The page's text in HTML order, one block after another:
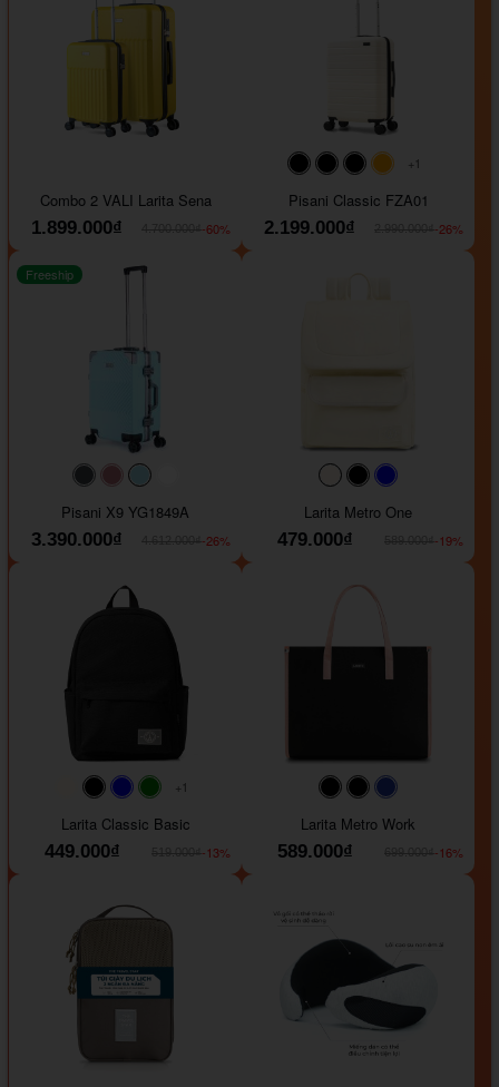
Combo 2 VALI Larita Sena
1.899.000₫
-60%
#000000#000000
#000000
#ffa500
+1
Pisani Classic FZA01
2.199.000₫
-26%
#40454a#b76e79
#9ad8e7
Freeship
Pisani X9 YG1849A
3.390.000₫
-26%
#faf0e6#000000
Larita Metro One
479.000₫
-19%
#faf0e6
#000000#0000FF#008000
+1
Larita Classic Basic
449.000₫
-13%
#000000#000000
Larita Metro Work
589.000₫
-16%